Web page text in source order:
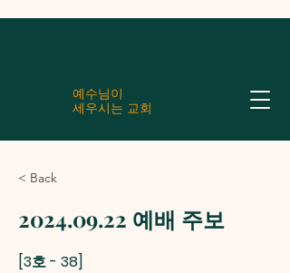
예수님이
세우시는 교회
< Back
2024.09.22 예배 주보
[3호 - 38]